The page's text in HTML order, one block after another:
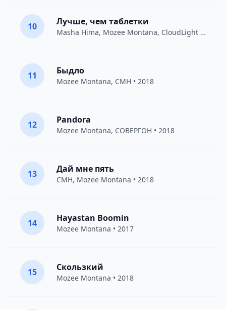
10 Лучше, чем таблетки
Masha Hima, Mozee Montana, CloudLight
11 Быдло
Mozee Montana, CMH • 2018
12 Pandora
Mozee Montana, СОВЕРГОН • 2018
13 Дай мне пять
CMH, Mozee Montana • 2018
14 Hayastan Boomin
Mozee Montana • 2017
15 Скользкий
Mozee Montana • 2018